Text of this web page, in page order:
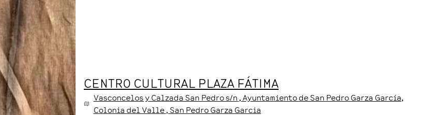
CENTRO CULTURAL PLAZA FÁTIMA
Vasconcelos y Calzada San Pedro s/n , Ayuntamiento de San Pedro Garza García,
Colonia del Valle , San Pedro Garza Garcia